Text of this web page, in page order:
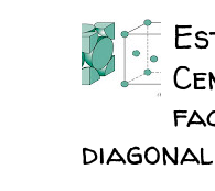
diagonal